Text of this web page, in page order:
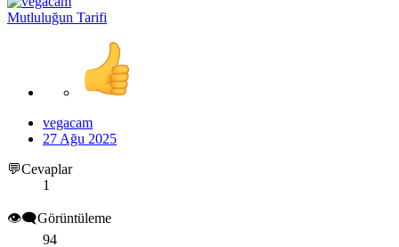
Mutluluğun Tarifi
vegacam
27 Ağu 2025
💬Cevaplar
1
👁️‍🗨️Görüntüleme
94